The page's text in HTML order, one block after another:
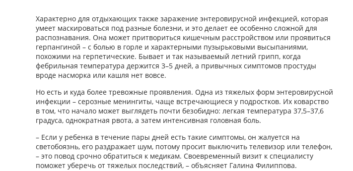
Характерно для отдыхающих также заражение энтеровирусной инфекцией, которая
умеет маскироваться под разные болезни, и это делает ее особенно сложной для
распознавания. Она может притвориться кишечным расстройством или проявиться
герпангиной – с болью в горле и характерными пузырьковыми высыпаниями,
похожими на герпетические. Бывает и так называе­мый летний грипп, когда
фебрильная температура держится 3–5 дней, а привычных симптомов простуды
вроде насморка или кашля нет вовсе.
Но есть и куда более тревожные проявления. Одна из тяжелых форм энтеровирусной
инфекции – серозные менингиты, чаще встречающиеся у подростков. Их коварство
в том, что начало может выглядеть почти безобидно: легкая температура 37,5–37,6
градуса, однократная рвота, а затем интенсивная головная боль.
– Если у ребенка в течение пары дней есть такие симптомы, он жалуется на
светобоязнь, его раздражает шум, потому просит выключить телевизор или телефон,
– это повод срочно обратиться к медикам. Своевременный визит к специалисту
поможет уберечь от тяжелых последствий, – объясняет Галина Филиппова.